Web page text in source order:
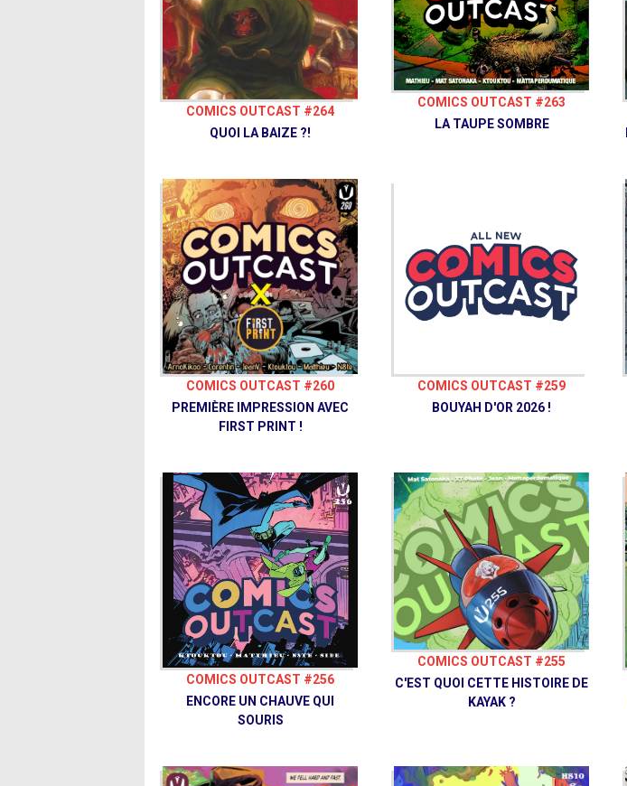
COMICS OUTCAST #264
QUOI LA BAIZE ?!
COMICS OUTCAST #263
LA TAUPE SOMBRE
COMICS OUTCAST #260
PREMIÈRE IMPRESSION AVEC
FIRST PRINT !
COMICS OUTCAST #259
BOUYAH D'OR 2026 !
COMICS OUTCAST #256
ENCORE UN CHAUVE QUI
SOURIS
COMICS OUTCAST #255
C'EST QUOI CETTE HISTOIRE DE
KAYAK ?